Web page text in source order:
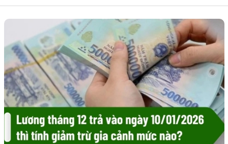
liên quan trực tiếp đến phương pháp tính thuế, loại hóa
đơn được sử dụng và rủi ro về thuế nếu thực hiện sai quy
định. Trong bài viết dưới đây Kế toán Việt...